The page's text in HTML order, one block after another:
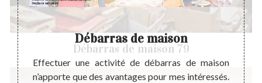
Débarras de maison 79
à un
ce
Débarras de maison
Effectuer une activité de débarras de maison
n’apporte que des avantages pour mes intéressés.